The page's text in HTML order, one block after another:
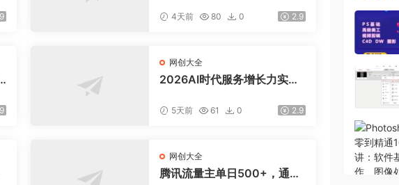
0+ 工具，完全离线免费使用
4天前 80 0 2.9
网创大全
2026AI时代服务增长力实战
法教学，破解门店客源流失低
5天前 61 0 2.9
网创大全
腾讯流量主单日500+，通过